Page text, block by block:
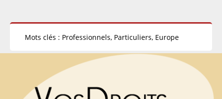
Mots clés : Professionnels, Particuliers, Europe